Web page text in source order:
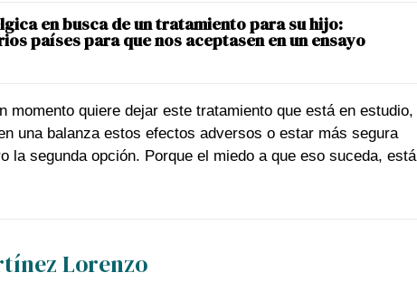
en busca de un tratamiento para su hijo:
países para que nos aceptasen en un ensayo
momento quiere dejar este tratamiento que está en estudio,
una balanza estos efectos adversos o estar más segura
la segunda opción. Porque el miedo a que eso suceda, está
Lorenzo